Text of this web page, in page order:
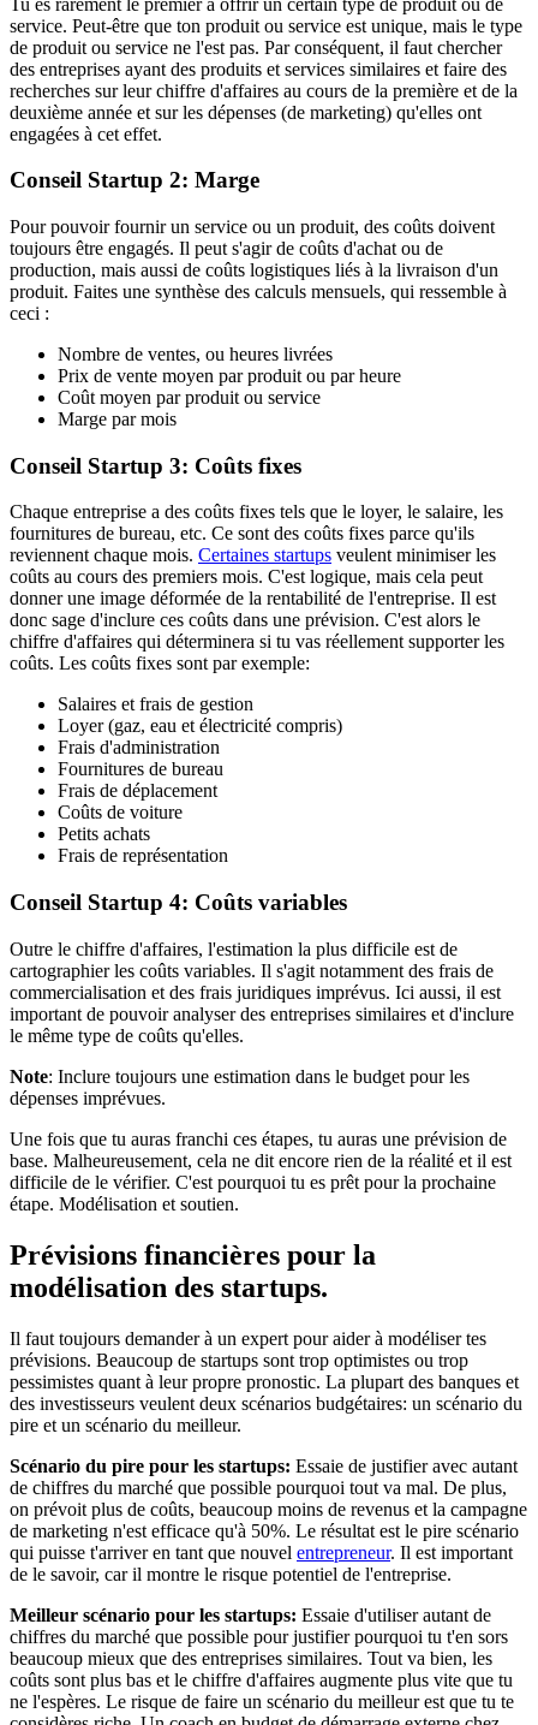
service. Peut-être que ton produit ou service est unique, mais le type
de produit ou service ne l'est pas. Par conséquent, il faut chercher
des entreprises ayant des produits et services similaires et faire des
recherches sur leur chiffre d'affaires au cours de la première et de la
deuxième année et sur les dépenses (de marketing) qu'elles ont
engagées à cet effet.
Conseil Startup 2: Marge
Pour pouvoir fournir un service ou un produit, des coûts doivent
toujours être engagés. Il peut s'agir de coûts d'achat ou de
production, mais aussi de coûts logistiques liés à la livraison d'un
produit. Faites une synthèse des calculs mensuels, qui ressemble à
ceci :
Nombre de ventes, ou heures livrées
Prix de vente moyen par produit ou par heure
Coût moyen par produit ou service
Marge par mois
Conseil Startup 3: Coûts fixes
Chaque entreprise a des coûts fixes tels que le loyer, le salaire, les
fournitures de bureau, etc. Ce sont des coûts fixes parce qu'ils
reviennent chaque mois. Certaines startups veulent minimiser les
coûts au cours des premiers mois. C'est logique, mais cela peut
donner une image déformée de la rentabilité de l'entreprise. Il est
donc sage d'inclure ces coûts dans une prévision. C'est alors le
chiffre d'affaires qui déterminera si tu vas réellement supporter les
coûts. Les coûts fixes sont par exemple:
Salaires et frais de gestion
Loyer (gaz, eau et électricité compris)
Frais d'administration
Fournitures de bureau
Frais de déplacement
Coûts de voiture
Petits achats
Frais de représentation
Conseil Startup 4: Coûts variables
Outre le chiffre d'affaires, l'estimation la plus difficile est de
cartographier les coûts variables. Il s'agit notamment des frais de
commercialisation et des frais juridiques imprévus. Ici aussi, il est
important de pouvoir analyser des entreprises similaires et d'inclure
le même type de coûts qu'elles.
Note: Inclure toujours une estimation dans le budget pour les
dépenses imprévues.
Une fois que tu auras franchi ces étapes, tu auras une prévision de
base. Malheureusement, cela ne dit encore rien de la réalité et il est
difficile de le vérifier. C'est pourquoi tu es prêt pour la prochaine
étape. Modélisation et soutien.
Prévisions financières pour la
modélisation des startups.
Il faut toujours demander à un expert pour aider à modéliser tes
prévisions. Beaucoup de startups sont trop optimistes ou trop
pessimistes quant à leur propre pronostic. La plupart des banques et
des investisseurs veulent deux scénarios budgétaires: un scénario du
pire et un scénario du meilleur.
Scénario du pire pour les startups: Essaie de justifier avec autant
de chiffres du marché que possible pourquoi tout va mal. De plus,
on prévoit plus de coûts, beaucoup moins de revenus et la campagne
de marketing n'est efficace qu'à 50%. Le résultat est le pire scénario
qui puisse t'arriver en tant que nouvel entrepreneur. Il est important
de le savoir, car il montre le risque potentiel de l'entreprise.
Meilleur scénario pour les startups: Essaie d'utiliser autant de
chiffres du marché que possible pour justifier pourquoi tu t'en sors
beaucoup mieux que des entreprises similaires. Tout va bien, les
coûts sont plus bas et le chiffre d'affaires augmente plus vite que tu
ne l'espères. Le risque de faire un scénario du meilleur est que tu te